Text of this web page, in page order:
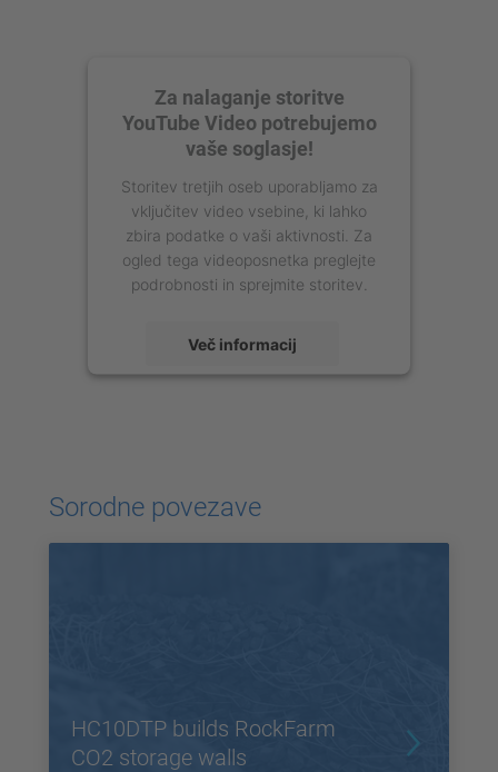
Za nalaganje storitve
YouTube Video potrebujemo
vaše soglasje!
Storitev tretjih oseb uporabljamo za
vključitev video vsebine, ki lahko
zbira podatke o vaši aktivnosti. Za
ogled tega videoposnetka preglejte
podrobnosti in sprejmite storitev.
Več informacij
Sorodne povezave
HC10DTP builds RockFarm
CO2 storage walls